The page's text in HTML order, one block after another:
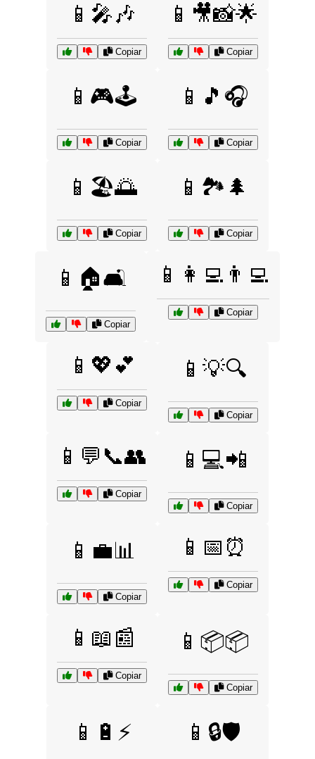
📱🎤🎶
Copiar
📱🎥📸🌟
Copiar
📱🎮🕹️
Copiar
📱🎵🎧
Copiar
📱🏖️🌅
Copiar
📱🏞️🌲
Copiar
📱🏠🛋️
Copiar
📱👩‍💻👨‍💻
Copiar
📱💖💕
Copiar
📱💡🔍
Copiar
📱💬📞👥
Copiar
📱💻📲
Copiar
📱💼📊
Copiar
📱📅⏰
Copiar
📱📖📰
Copiar
📱📦📦
Copiar
📱🔋⚡ 📱🔒🛡️